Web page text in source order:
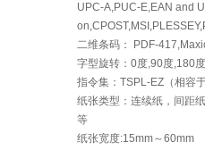
UPC-A,PUC-E,EAN and
二维条码： PDF-
字型旋转：0度,90度,180
指令集：TSPL-EZ（相容
纸张类型：连续纸，间距
等
纸张宽度:15mm～60mm